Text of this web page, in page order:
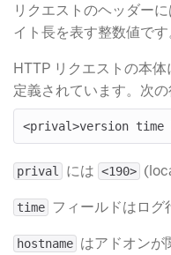
リクエストのヘッダーに
イト長を表す整数値です
HTTP リクエストの本
定義されています。次
prival ​ には <190>
time フィールドはロ
hostname はアドオン